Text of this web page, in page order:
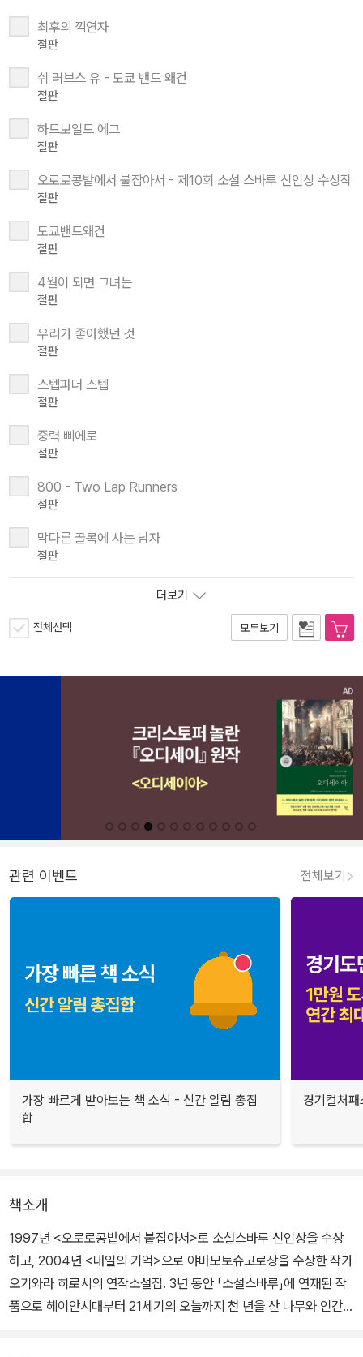
최후의 끽연자
절판
쉬 러브스 유 - 도쿄 밴드 왜건
절판
하드보일드 에그
절판
오로로콩밭에서 붙잡아서 - 제10회 소설 스바루 신인상 수상작
절판
도쿄밴드왜건
절판
4월이 되면 그녀는
절판
우리가 좋아했던 것
절판
스텝파더 스텝
절판
중력 삐에로
절판
800 - Two Lap Runners
절판
막다른 골목에 사는 남자
절판
더보기
전체선택 모두보기
관련 이벤트 전체보기
가장 빠르게 받아보는 책 소식 - 신간 알림 총집
합
경기컬처
책소개
1997년 <오로로콩밭에서 붙잡아서>로 소설스바루 신인상을 수상
하고, 2004년 <내일의 기억>으로 야마모토슈고로상을 수상한 작가
오기와라 히로시의 연작소설집. 3년 동안 「소설스바루」에 연재된 작
품으로 헤이안시대부터 21세기의 오늘까지 천 년을 산 나무와 인간들